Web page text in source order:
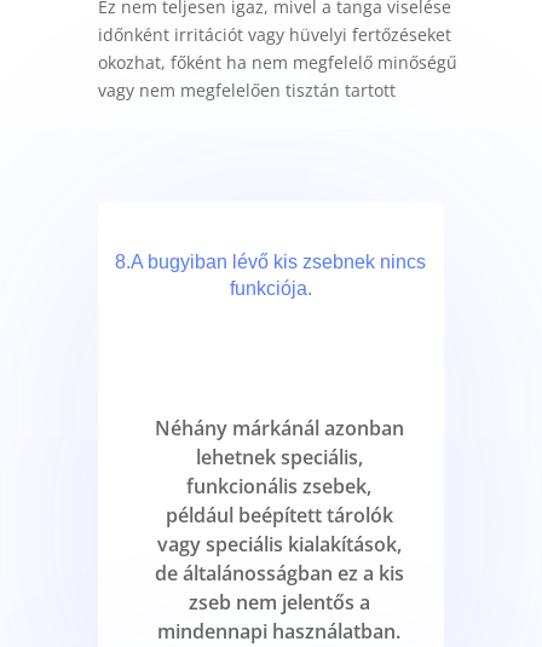
Ez nem teljesen igaz, mivel a tanga viselése
időnként irritációt vagy hüvelyi fertőzéseket
okozhat, főként ha nem megfelelő minőségű
vagy nem megfelelően tisztán tartott
8.A bugyiban lévő kis zsebnek nincs
funkciója.
Néhány márkánál azonban
lehetnek speciális,
funkcionális zsebek,
például beépített tárolók
vagy speciális kialakítások,
de általánosságban ez a kis
zseb nem jelentős a
mindennapi használatban.